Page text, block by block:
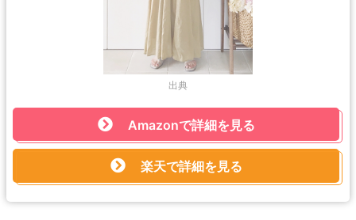
出典
Amazonで詳細を見る
楽天で詳細を見る